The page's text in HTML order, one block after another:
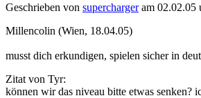
Geschrieben von superchargeram 02.02.05
Millencolin (Wien, 18.04.05)
musst dich erkundigen, spielen sicher in
Zitat von Tyr:
können wir das niveau bitte etwas senken?